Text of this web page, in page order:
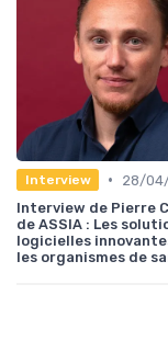
Interview •
28/
Interview de Pierre
de ASSIA : Les
logicielles
les organismes de